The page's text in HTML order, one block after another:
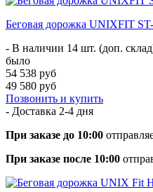
Беговая дорожка UNIXFIT
- В наличии 14 шт. (доп.
было
54 538 руб
49 580 руб
Позвонить и купить
- Доставка 2-4 дня
При заказе до 10:00
При заказе после 10:00